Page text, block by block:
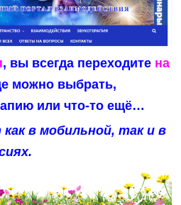
, вы всегда переходите на
можно выбрать,
или что-то ещё…
в мобильной, так и в